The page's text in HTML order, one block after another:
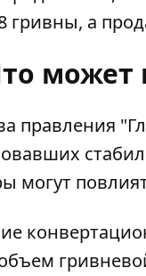
гривны, а
может
правления
могут